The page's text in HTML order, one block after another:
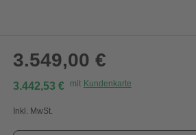
3.549,00 €
3.442,53 € mit Kundenkarte
Inkl. MwSt.